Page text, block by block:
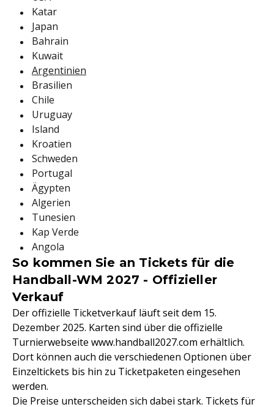
Katar
Japan
Bahrain
Kuwait
Argentinien
Brasilien
Chile
Uruguay
Island
Kroatien
Schweden
Portugal
Ägypten
Algerien
Tunesien
Kap Verde
Angola
So kommen Sie an Tickets für die
Handball-WM 2027 - Offizieller
Verkauf
Der offizielle Ticketverkauf läuft seit dem 15.
Dezember 2025. Karten sind über die offizielle
Turnierwebseite www.handball2027.com erhältlich.
Dort können auch die verschiedenen Optionen über
Einzeltickets bis hin zu Ticketpaketen eingesehen
werden.
Die Preise unterscheiden sich dabei stark. Tickets für